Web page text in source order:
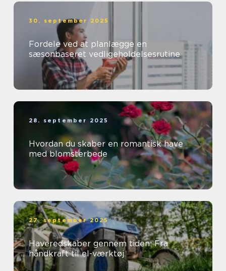
30. september 2025
Fordele ved at planlægge en
sæsonbaseret vedligeholdelsesrutine
28. september 2025
Hvordan du skaber en romantisk have
med blomsterbede
27. september 2025
Haveredskaber gennem tiden: Fra
håndkraft til el-værktøj